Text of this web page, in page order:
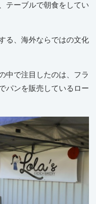
テーブルで朝食をしてい
る、海外ならではの文化
中で注目したのは、フラ
パンを販売しているロー